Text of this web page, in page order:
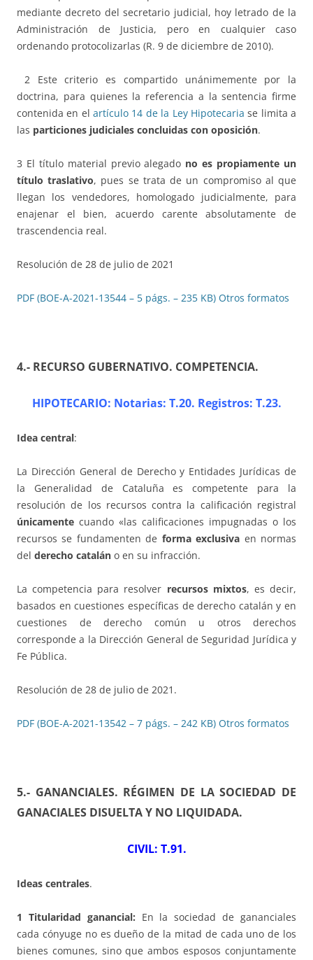
mediante decreto del secretario judicial, hoy letrado de la
Administración de Justicia, pero en cualquier caso
ordenando protocolizarlas (R. 9 de diciembre de 2010).
2 Este criterio es compartido unánimemente por la
doctrina, para quienes la referencia a la sentencia firme
contenida en elartículo 14 de la Ley Hipotecaria se limita a
las particiones judiciales concluidas con oposición.
3 El título material previo alegado no es propiamente un
título traslativo, pues se trata de un compromiso al que
llegan los vendedores, homologado judicialmente, para
enajenar el bien, acuerdo carente absolutamente de
trascendencia real.
Resolución de 28 de julio de 2021
PDF (BOE-A-2021-13544 – 5 págs. – 235 KB) Otros formatos
4.- RECURSO GUBERNATIVO. COMPETENCIA.
HIPOTECARIO: Notarias: T.20. Registros: T.23.
Idea central:
La Dirección General de Derecho y Entidades Jurídicas de
la Generalidad de Cataluña es competente para la
resolución de los recursos contra la calificación registral
únicamente cuando «las calificaciones impugnadas o los
recursos se fundamenten de forma exclusiva en normas
del derecho catalán o en su infracción.
La competencia para resolver recursos mixtos, es decir,
basados en cuestiones específicas de derecho catalán y en
cuestiones de derecho común u otros derechos
corresponde a la Dirección General de Seguridad Jurídica y
Fe Pública.
Resolución de 28 de julio de 2021.
PDF (BOE-A-2021-13542 – 7 págs. – 242 KB) Otros formatos
5.- GANANCIALES. RÉGIMEN DE LA SOCIEDAD DE
GANACIALES DISUELTA Y NO LIQUIDADA.
CIVIL: T.91.
Ideas centrales.
1 Titularidad ganancial: En la sociedad de gananciales
cada cónyuge no es dueño de la mitad de cada uno de los
bienes comunes, sino que ambos esposos conjuntamente